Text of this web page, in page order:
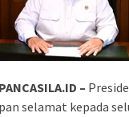
–
selamat kepada